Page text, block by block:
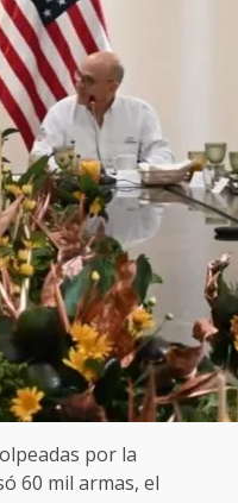
por la
60 mil armas, el